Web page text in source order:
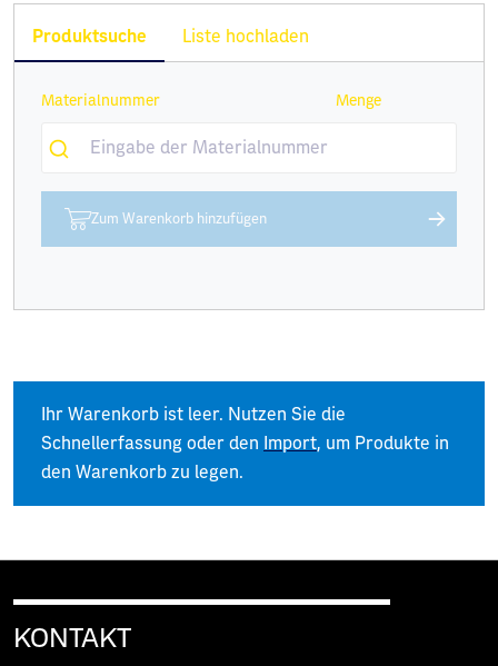
Produktsuche Liste hochladen
Materialnummer Menge
Zum Warenkorb hinzufügen
Ihr Warenkorb ist leer. Nutzen Sie die
Schnellerfassung oder den
Import, um Produkte in
den Warenkorb zu legen.
KONTAKT